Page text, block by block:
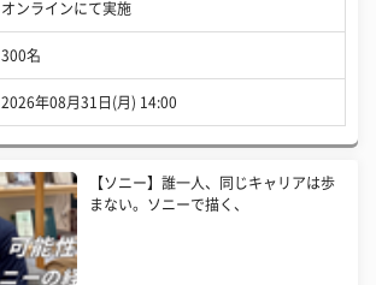
オンラインにて実施
300名
2026年08月31日(月) 14:00
【ソニー】誰一人、同じキャリアは歩
まない。ソニーで描く、